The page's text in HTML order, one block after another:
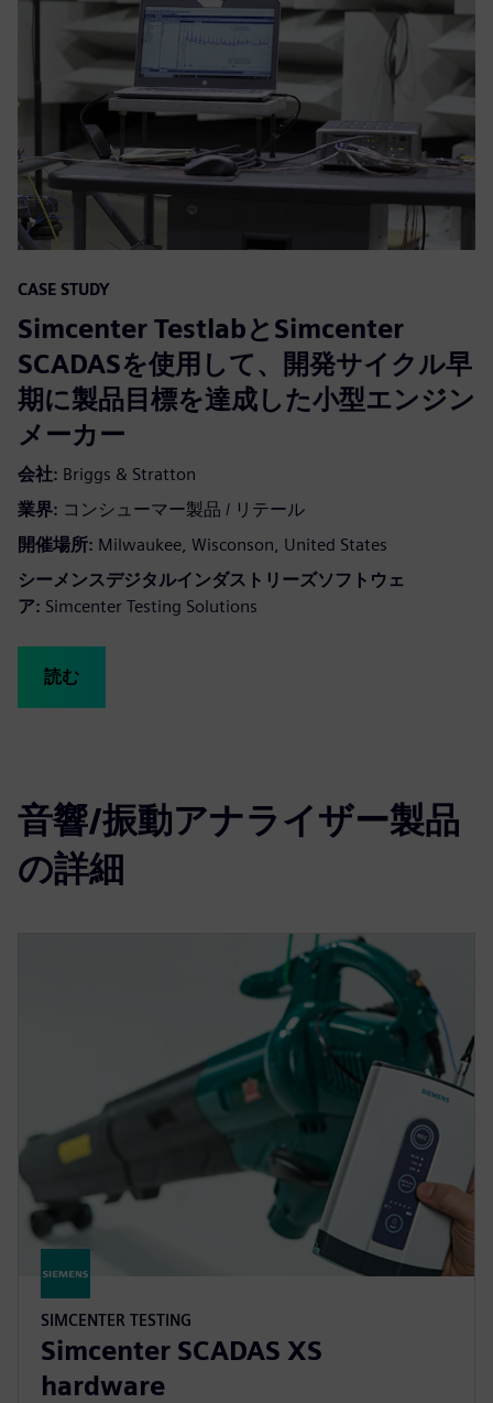
CASE STUDY
Simcenter TestlabとSimcenter
SCADASを使用して、開発サイクル早
期に製品目標を達成した小型エンジン
メーカー
会社: Briggs & Stratton
業界: コンシューマー製品 / リテール
開催場所: Milwaukee, Wisconson, United States
シーメンスデジタルインダストリーズソフトウェ
ア: Simcenter Testing Solutions
読む
音響/振動アナライザー製品
の詳細
SIMCENTER TESTING
Simcenter SCADAS XS
hardware